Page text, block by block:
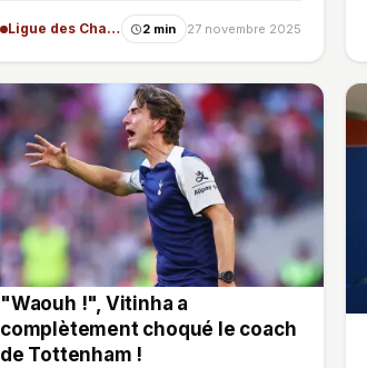
Ligue des Champions 2 min 27 novembre 2025
"Waouh !", Vitinha a
complètement choqué le coach
de Tottenham !